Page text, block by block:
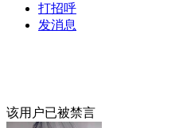
打招呼
发消息
该用户已被禁言